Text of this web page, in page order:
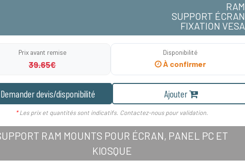
RAM
SUPPORT ÉCRAN
FIXATION VESA
Prix avant remise
39.65€
Disponibilité
À confirmer
Demander devis/disponibilité Ajouter
*Les prix et quantités sont indicatifs. Contactez-nous pour validation.
RAM MOUNTS POUR ÉCRAN, PANEL PC ET
KIOSQUE